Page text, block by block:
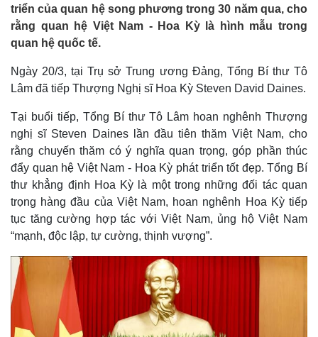
Đảng
Tổ chức nhân sự
Quốc hội
Nhận diện sự thật
Tin 24h
Dự báo thời tiết
Việc làm
Biển đảo
triển của quan hệ song phương trong 30 năm qua, cho
rằng quan hệ Việt Nam - Hoa Kỳ là hình mẫu trong
quan hệ quốc tế.
Ngày 20/3, tại Trụ sở Trung ương Đảng, Tổng Bí thư Tô
Lâm đã tiếp Thượng Nghị sĩ Hoa Kỳ Steven David Daines.
Tại buổi tiếp, Tổng Bí thư Tô Lâm hoan nghênh Thượng
nghị sĩ Steven Daines lần đầu tiên thăm Việt Nam, cho
rằng chuyến thăm có ý nghĩa quan trọng, góp phần thúc
đẩy quan hệ Việt Nam - Hoa Kỳ phát triển tốt đẹp. Tổng Bí
thư khẳng định Hoa Kỳ là một trong những đối tác quan
trọng hàng đầu của Việt Nam, hoan nghênh Hoa Kỳ tiếp
tục tăng cường hợp tác với Việt Nam, ủng hộ Việt Nam
“mạnh, độc lập, tự cường, thịnh vượng”.